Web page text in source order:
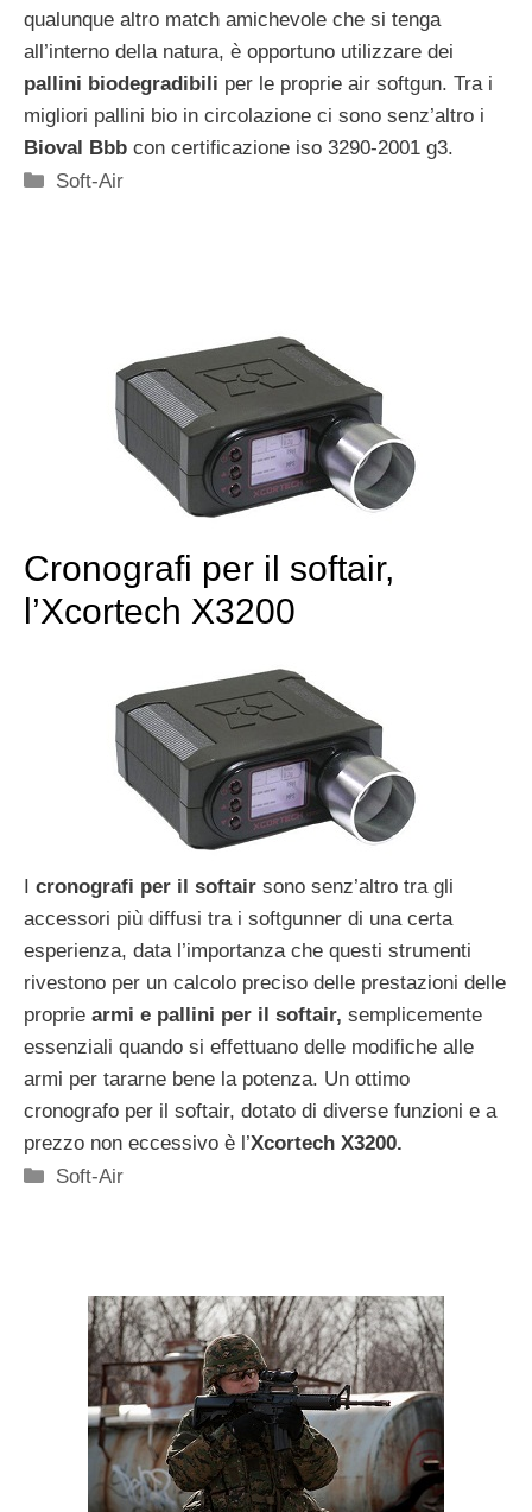
qualunque altro match amichevole che si tenga
all’interno della natura, è opportuno utilizzare dei
pallini biodegradibili per le proprie air softgun. Tra i
migliori pallini bio in circolazione ci sono senz’altro i
Bioval Bbb con certificazione iso 3290-2001 g3.
Categorie
Soft-Air
Cronografi per il softair,
l’Xcortech X3200
I cronografi per il softair sono senz’altro tra gli
accessori più diffusi tra i softgunner di una certa
esperienza, data l’importanza che questi strumenti
rivestono per un calcolo preciso delle prestazioni delle
proprie armi e pallini per il softair, semplicemente
essenziali quando si effettuano delle modifiche alle
armi per tararne bene la potenza. Un ottimo
cronografo per il softair, dotato di diverse funzioni e a
prezzo non eccessivo è l’Xcortech X3200.
Categorie
Soft-Air